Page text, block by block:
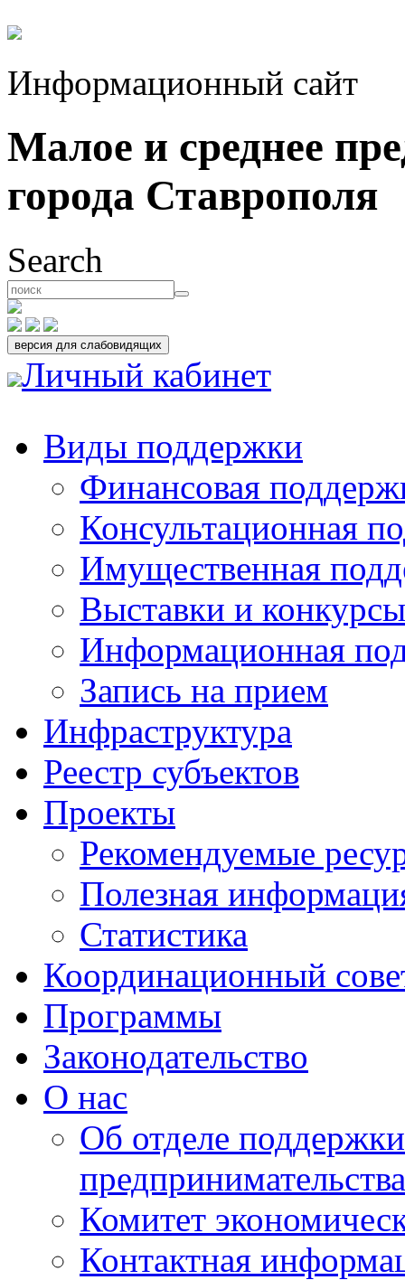
Информационный сайт
Малое и среднее
города Ставрополя
Search
Личный кабинет
Виды поддержки
Финансовая
Консультационная
Имущественная
Выставки и конкурсы
Информационная
Запись на прием
Инфраструктура
Реестр субъектов
Проекты
Рекомендуемые
Полезная
Статистика
Координационный
Программы
Законодательство
О нас
Об отделе
предпринимательства
Комитет
Контактная